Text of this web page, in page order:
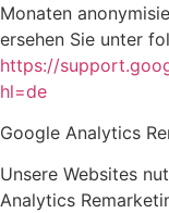
Monaten
ersehen Sie unter
https://
hl=de
Google Analytics
Unsere Websites
Analytics